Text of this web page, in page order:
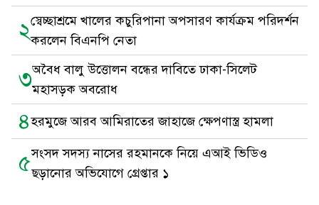
২স্বেচ্ছাশ্রমে খালের কচুরিপানা অপসারণ কার্যক্রম পরিদর্শন
করলেন বিএনপি নেতা
৩অবৈধ বালু উত্তোলন বন্ধের দাবিতে ঢাকা-সিলেট
মহাসড়ক অবরোধ
৪হরমুজে আরব আমিরাতের জাহাজে ক্ষেপণাস্ত্র হামলা
৫সংসদ সদস্য নাসের রহমানকে নিয়ে এআই ভিডিও
ছড়ানোর অভিযোগে গ্রেপ্তার ১